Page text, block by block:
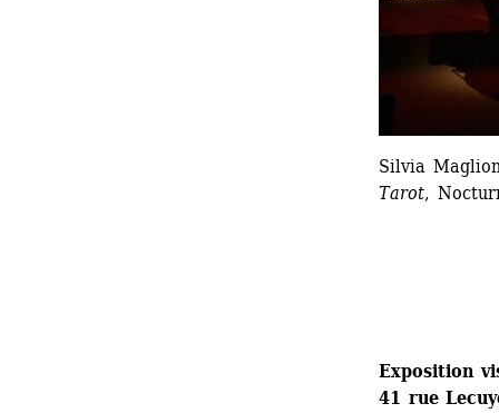
Silvia
Tarot,
Exposition
41 rue